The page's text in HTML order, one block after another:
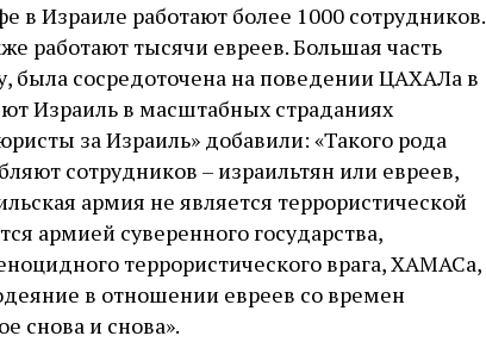
в Израиле работают более 1000 сотрудников.
работают тысячи евреев. Большая часть
была сосредоточена на поведении ЦАХАЛа в
Израиль в масштабных страданиях
за Израиль» добавили: «Такого рода
сотрудников – израильтян или евреев,
армия не является террористической
армией суверенного государства,
террористического врага, ХАМАСа,
в отношении евреев со времен
снова и снова».